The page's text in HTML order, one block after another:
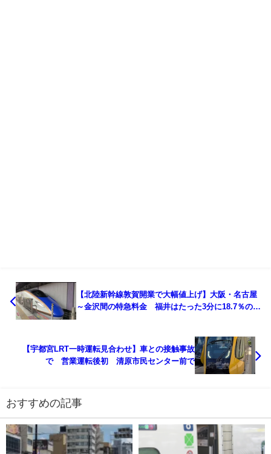
【北陸新幹線敦賀開業で大幅値上げ】大阪・名古屋
～金沢間の特急料金 福井はたった3分に18.7％の負
【宇都宮LRT一時運転見合わせ】車との接触事故
で 営業運転後初 清原市民センター前で
おすすめの記事